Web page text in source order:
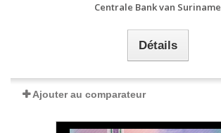
Centrale Bank van Suriname
Détails
Ajouter au comparateur